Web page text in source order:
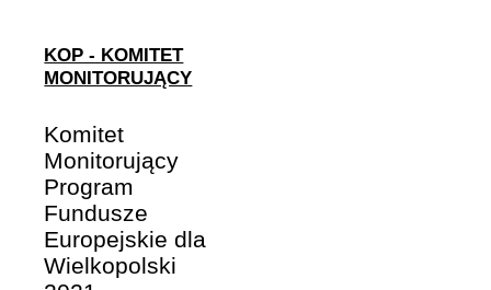
KOP - KOMITET
MONITORUJĄCY
Komitet
Monitorujący
Program
Fundusze
Europejskie dla
Wielkopolski